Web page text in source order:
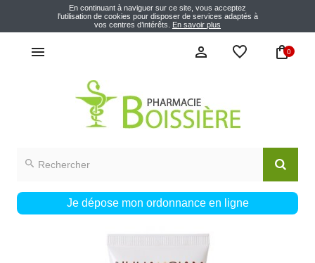
En continuant à naviguer sur ce site, vous acceptez
l'utilisation de cookies pour disposer de services adaptés à
vos centres d’intérêts. En savoir plus
0
Je dépose mon ordonnance en ligne